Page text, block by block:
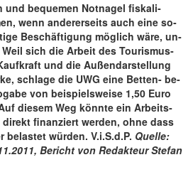
und be­que­men Not­na­gel fis­ka­li­
wenn an­de­rer­seits auch eine so­
Be­schäf­ti­gung mög­lich wäre, un­
sich die Ar­beit des Tou­ris­mus­
und die Außen­dar­stel­lung
schlage die UWG eine Bet­ten- be­
von bei­spiels­weise 1,50 Euro
die­sem Weg könnte ein Ar­beits­
fi­nan­ziert wer­den, ohne dass
be­las­tet wür­den. V.i.S.d.P. Quelle:
Bericht von Redakteur Stefan